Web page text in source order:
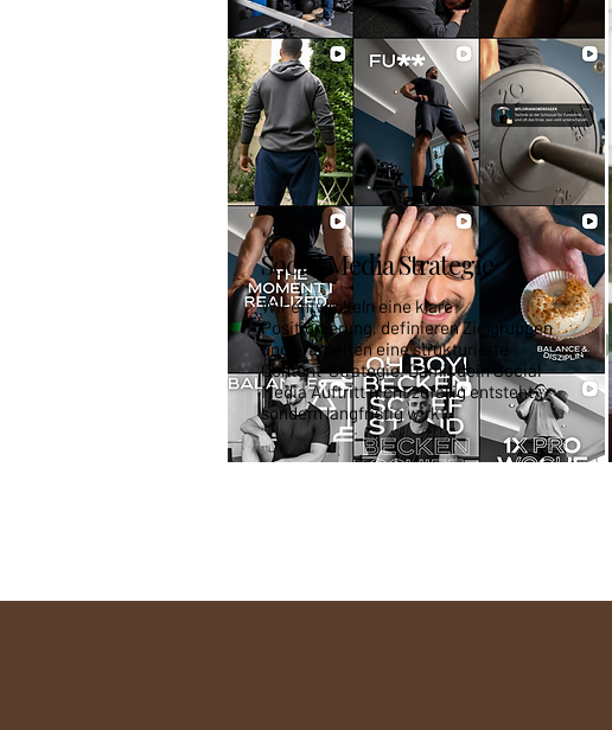
Social Media Strategie
Wir entwickeln eine klare
Positionierung, definieren Zielgruppen
und erarbeiten eine strukturierte
Content-Strategie. Damit dein Social
Media Auftritt nicht zufällig entsteht,
sondern langfristig wirkt.